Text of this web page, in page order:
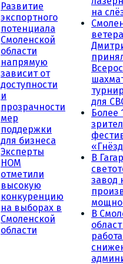
Развитие
экспортного
потенциала
Смоленской
области
напрямую
зависит от
доступности
и
прозрачности
мер
поддержки
для бизнеса
Эксперты
НОМ
отметили
высокую
конкуренцию
на выборах в
Смоленской
области
на
для
Более
В
завод
В